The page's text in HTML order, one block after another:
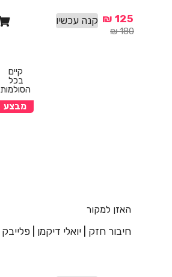
₪180
₪ 125 קנה עכשיו
קיים
בכל
הסולמות
מבצע
האזן למקור
חיבור חזק | יואלי דיקמן | פלייבק